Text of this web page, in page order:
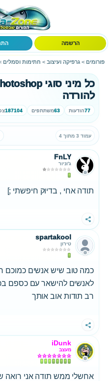
הרשמה
פורומים > גרפיקה ועיצוב > חתימות וסמלים
להורדה
77הודעות 63משתתפים 187104
עמוד 3 מתוך 4
FnLY
ג'וניור
תודה אחי , בדיוק חיפשתי ;]
שתף
spartakool
טירון
כמה טוב שיש אנשים כמוכם
לאנשים להישאר עם כספם
רב תודות אוב אותך
שתף
iDunk
מעצב
אחשלי ממש תודה אני